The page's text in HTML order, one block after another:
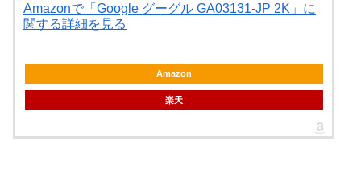
Amazonで「Google グーグル GA03131-JP 2K」に
関する詳細を見る
Amazon
楽天